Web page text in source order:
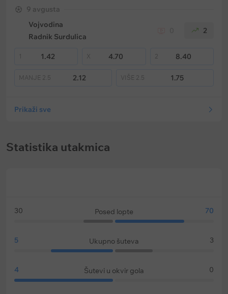
9 avgusta
Vojvodina
Radnik Surdulica
2
1 1.42 4.70 2 8.40
MANJE 2.5 2.12 VIŠE 2.5 1.75
Prikaži sve
Statistika utakmica
30 Posed lopte 70
5 Ukupno šuteva 3
4 Šutevi u okvir gola 0